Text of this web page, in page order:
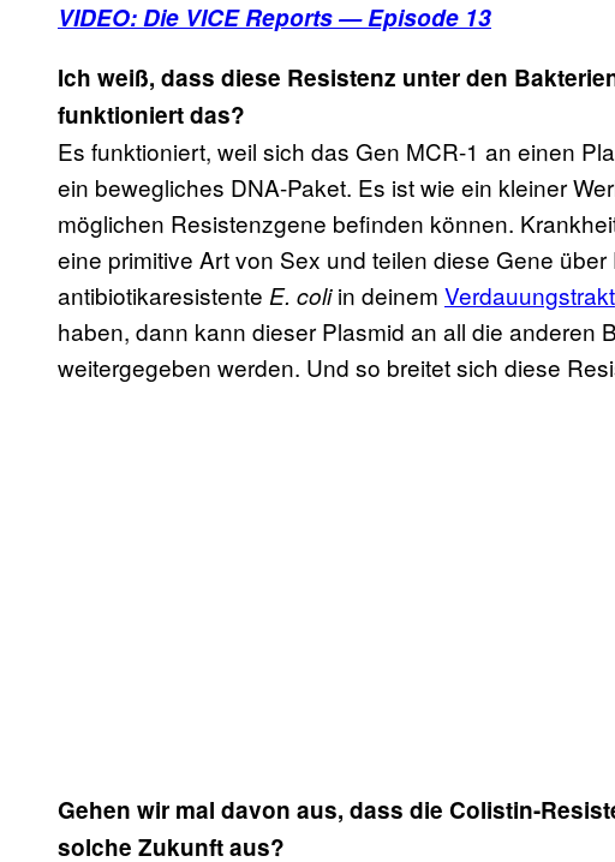
VIDEO: Die VICE Reports — Episode 13
Ich weiß, dass diese Resistenz unter den
funktioniert das?
Es funktioniert, weil sich das Gen MCR-1 an einen
ein bewegliches DNA-Paket. Es ist wie ein kleiner
möglichen Resistenzgene befinden können.
eine primitive Art von Sex und teilen diese Gene
antibiotikaresistente E. coliin deinem Verdauungstrakt
haben, dann kann dieser Plasmid an all die anderen
weitergegeben werden. Und so breitet sich diese
Gehen wir mal davon aus, dass die Colistin-
solche Zukunft aus?